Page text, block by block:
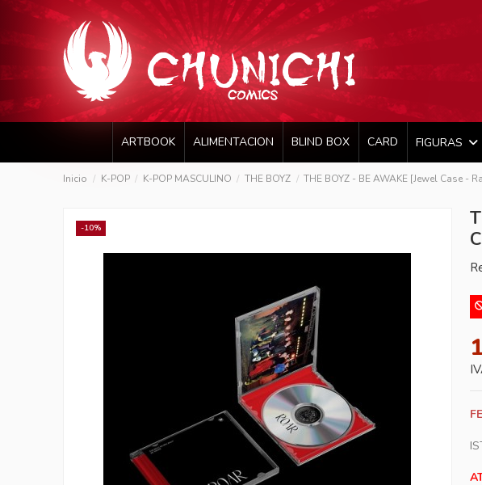
ARTBOOK ALIMENTACION BLIND BOX CARD FIGURAS
Inicio K-POP K-POP MASCULINO THE BOYZ THE BOYZ - BE AWAKE [Jewel Case -
-10%